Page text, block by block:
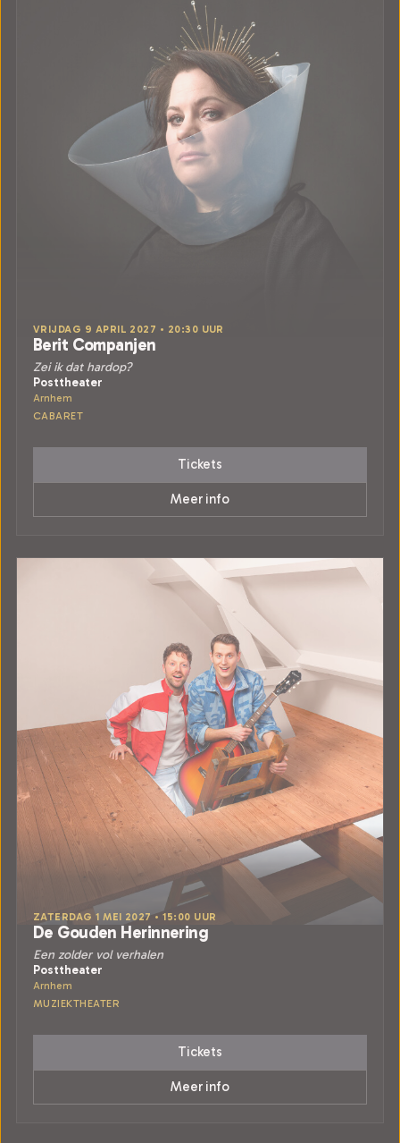
VRIJDAG 9 APRIL 2027 • 20:30 UUR
Berit Companjen
Zei ik dat hardop?
Posttheater
Arnhem
CABARET
Tickets
Meer info
ZATERDAG 1 MEI 2027 • 15:00 UUR
De Gouden Herinnering
Een zolder vol verhalen
Posttheater
Arnhem
MUZIEKTHEATER
Tickets
Meer info